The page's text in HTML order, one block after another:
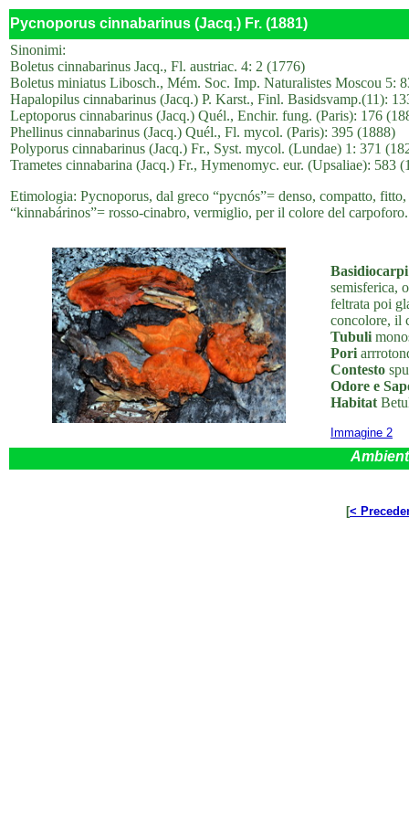
Pycnoporus cinnabarinus (Jacq.) Fr. (1881)
Sinonimi:
Boletus cinnabarinus Jacq., Fl. austriac. 4: 2 (1776)
Boletus miniatus Libosch., Mém. Soc. Imp. Naturalistes Moscou 5:
Hapalopilus cinnabarinus (Jacq.) P. Karst., Finl. Basidsvamp.(11):
Leptoporus cinnabarinus (Jacq.) Quél., Enchir. fung. (Paris): 176
Phellinus cinnabarinus (Jacq.) Quél., Fl. mycol. (Paris): 395 (1888)
Polyporus cinnabarinus (Jacq.) Fr., Syst. mycol. (Lundae) 1: 371
Trametes cinnabarina (Jacq.) Fr., Hymenomyc. eur. (Upsaliae): 583
Etimologia: Pycnoporus, dal greco “pycnós”= denso, compatto,
“kinnabárinos”= rosso-cinabro, vermiglio, per il colore del carpoforo.
Basidiocarpi
semisferica,
feltrata poi
concolore, il
Tubuli
Pori
Contesto
Odore e
Habitat
Immagine 2
[<